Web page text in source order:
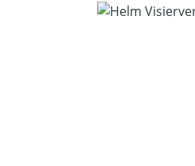
Bildergalerie überspringen